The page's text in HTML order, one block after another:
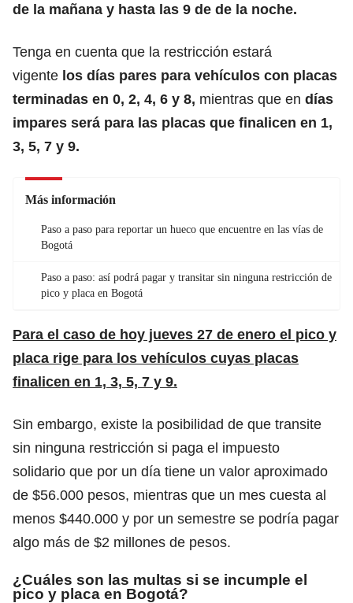
de la mañana y hasta las 9 de de la noche.
Tenga en cuenta que la restricción estará
vigente los días pares para vehículos con placas
terminadas en 0, 2, 4, 6 y 8, mientras que en días
impares será para las placas que finalicen en 1,
3, 5, 7 y 9.
Más información
Paso a paso para reportar un hueco que encuentre en las vías de
Bogotá
Paso a paso: así podrá pagar y transitar sin ninguna restricción de
pico y placa en Bogotá
Para el caso de hoy jueves 27 de enero el pico y
placa rige para los vehículos cuyas placas
finalicen en 1, 3, 5, 7 y 9.
Sin embargo, existe la posibilidad de que transite
sin ninguna restricción si paga el impuesto
solidario que por un día tiene un valor aproximado
de $56.000 pesos, mientras que un mes cuesta al
menos $440.000 y por un semestre se podría pagar
algo más de $2 millones de pesos.
¿Cuáles son las multas si se incumple el
pico y placa en Bogotá?